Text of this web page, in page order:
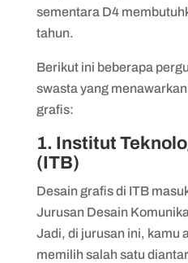
sementara D4
tahun.
Berikut ini beberapa
swasta yang
grafis:
1. Institut
(ITB)
Desain grafis di ITB
Jurusan Desain
Jadi, di jurusan ini, kamu
memilih salah satu